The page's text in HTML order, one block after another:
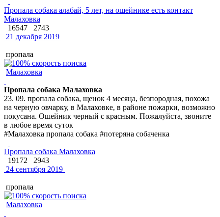
Пропала собака алабай, 5 лет, на ошейнике есть контакт
Малаховка
16547
2743
21 декабря 2019
пропала
Малаховка
Пропала собака Малаховка
23. 09. пропала собака, щенок 4 месяца, безпородная, похожа
на черную овчарку, в Малаховке, в районе пожарки, возможно
покусана. Ошейник черный с красным. Пожалуйста, звоните
в любое время суток
#Малаховка пропала собака #потеряна собаченка
Пропала собака Малаховка
19172
2943
24 сентября 2019
пропала
Малаховка